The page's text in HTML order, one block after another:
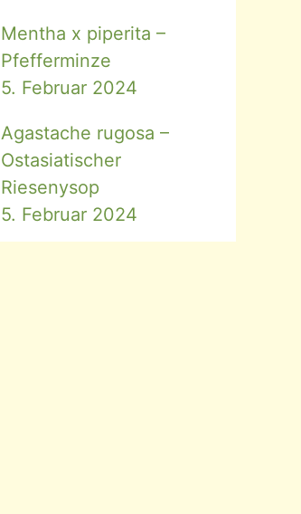
Mentha x piperita –
Pfefferminze
5. Februar 2024
Agastache rugosa –
Ostasiatischer
Riesenysop
5. Februar 2024